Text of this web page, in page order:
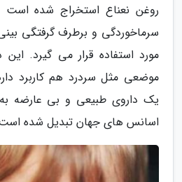
روغن نعناع استخراج شده است
سرماخوردگی و برطرف گرفتگی
مورد استفاده قرار می گیرد.
موضعی مثل سردرد هم کاربرد
یک داروی طبیعی و بی عارضه
اسانس های جهان تبدیل شده